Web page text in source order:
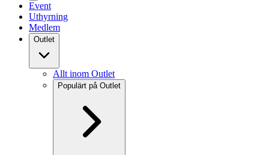
Event
Uthyrning
Medlem
Outlet
Allt inom Outlet
Populärt på Outlet